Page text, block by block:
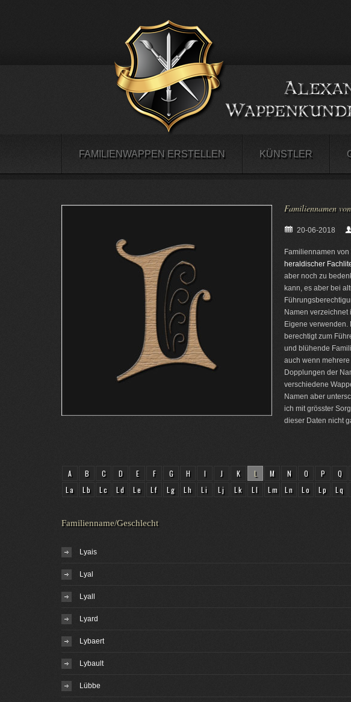
FAMILIENWAPPEN ERSTELLEN KÜNSTLER
Familiennamen
20-06-2018
Familiennamen
heraldischer
aber noch zu
kann, es aber bei
Namen verzeichnet
Eigene verwenden.
berechtigt zum
und blühende
auch wenn
Dopplungen der
verschiedene
Namen aber
ich mit grösster
dieser Daten nicht
A B C D E F G H I J K L M N O P Q
La
Lb Lc Ld Le Lf Lg Lh Li Lj Lk Ll Lm Ln Lo Lp Lq
Familienname/Geschlecht
Lyais
Lyal
Lyall
Lyard
Lybaert
Lybault
Lübbe